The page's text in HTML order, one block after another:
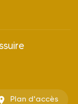
Plan d'accès